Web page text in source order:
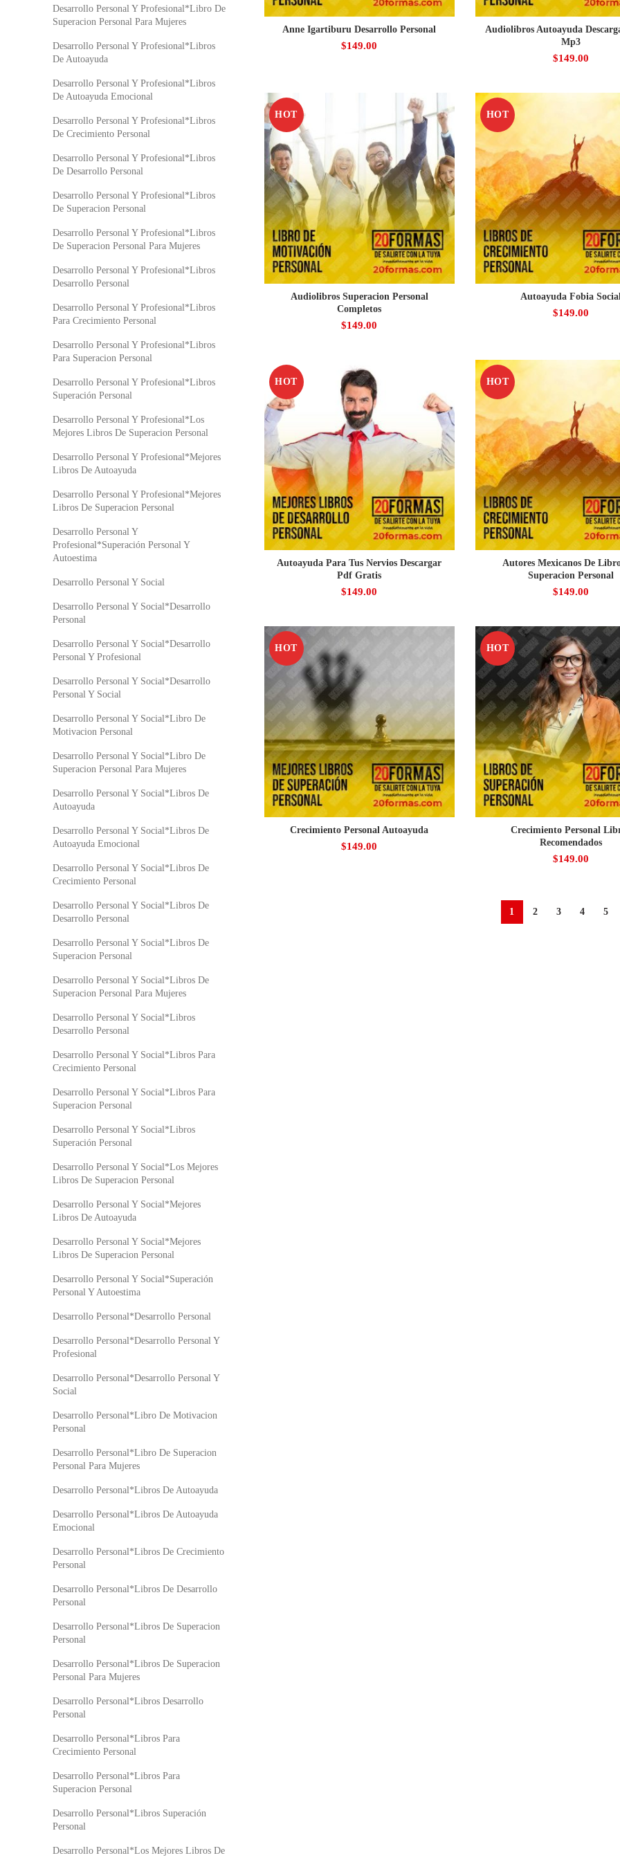
Anne Igartiburu Desarrollo Personal
$149.00
Audiolibros Autoayuda
Mp3
$149.00
HOT
Audiolibros Superacion Personal
Completos
$149.00
HOT
Autoayuda Fobia Social
$149.00
HOT
Autoayuda Para Tus Nervios Descargar
Pdf Gratis
$149.00
HOT
Autores Mexicanos De
Superacion Personal
$149.00
HOT
Crecimiento Personal Autoayuda
$149.00
HOT
Crecimiento Personal
Recomendados
$149.00
1 2 3 4 5
Desarrollo Personal Y Profesional*Libro De
Superacion Personal Para Mujeres
Desarrollo Personal Y Profesional*Libros
De Autoayuda
Desarrollo Personal Y Profesional*Libros
De Autoayuda Emocional
Desarrollo Personal Y Profesional*Libros
De Crecimiento Personal
Desarrollo Personal Y Profesional*Libros
De Desarrollo Personal
Desarrollo Personal Y Profesional*Libros
De Superacion Personal
Desarrollo Personal Y Profesional*Libros
De Superacion Personal Para Mujeres
Desarrollo Personal Y Profesional*Libros
Desarrollo Personal
Desarrollo Personal Y Profesional*Libros
Para Crecimiento Personal
Desarrollo Personal Y Profesional*Libros
Para Superacion Personal
Desarrollo Personal Y Profesional*Libros
Superación Personal
Desarrollo Personal Y Profesional*Los
Mejores Libros De Superacion Personal
Desarrollo Personal Y Profesional*Mejores
Libros De Autoayuda
Desarrollo Personal Y Profesional*Mejores
Libros De Superacion Personal
Desarrollo Personal Y
Profesional*Superación Personal Y
Autoestima
Desarrollo Personal Y Social
Desarrollo Personal Y Social*Desarrollo
Personal
Desarrollo Personal Y Social*Desarrollo
Personal Y Profesional
Desarrollo Personal Y Social*Desarrollo
Personal Y Social
Desarrollo Personal Y Social*Libro De
Motivacion Personal
Desarrollo Personal Y Social*Libro De
Superacion Personal Para Mujeres
Desarrollo Personal Y Social*Libros De
Autoayuda
Desarrollo Personal Y Social*Libros De
Autoayuda Emocional
Desarrollo Personal Y Social*Libros De
Crecimiento Personal
Desarrollo Personal Y Social*Libros De
Desarrollo Personal
Desarrollo Personal Y Social*Libros De
Superacion Personal
Desarrollo Personal Y Social*Libros De
Superacion Personal Para Mujeres
Desarrollo Personal Y Social*Libros
Desarrollo Personal
Desarrollo Personal Y Social*Libros Para
Crecimiento Personal
Desarrollo Personal Y Social*Libros Para
Superacion Personal
Desarrollo Personal Y Social*Libros
Superación Personal
Desarrollo Personal Y Social*Los Mejores
Libros De Superacion Personal
Desarrollo Personal Y Social*Mejores
Libros De Autoayuda
Desarrollo Personal Y Social*Mejores
Libros De Superacion Personal
Desarrollo Personal Y Social*Superación
Personal Y Autoestima
Desarrollo Personal*Desarrollo Personal
Desarrollo Personal*Desarrollo Personal Y
Profesional
Desarrollo Personal*Desarrollo Personal Y
Social
Desarrollo Personal*Libro De Motivacion
Personal
Desarrollo Personal*Libro De Superacion
Personal Para Mujeres
Desarrollo Personal*Libros De Autoayuda
Desarrollo Personal*Libros De Autoayuda
Emocional
Desarrollo Personal*Libros De Crecimiento
Personal
Desarrollo Personal*Libros De Desarrollo
Personal
Desarrollo Personal*Libros De Superacion
Personal
Desarrollo Personal*Libros De Superacion
Personal Para Mujeres
Desarrollo Personal*Libros Desarrollo
Personal
Desarrollo Personal*Libros Para
Crecimiento Personal
Desarrollo Personal*Libros Para
Superacion Personal
Desarrollo Personal*Libros Superación
Personal
Desarrollo Personal*Los Mejores Libros De